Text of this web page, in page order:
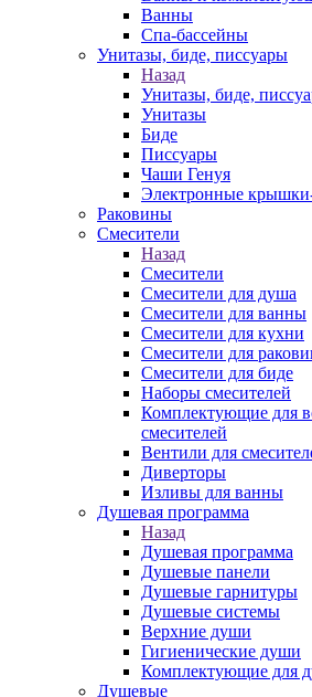
Ванны
Спа-бассейны
Унитазы, биде, писсуары
Назад
Унитазы, биде,
Унитазы
Биде
Писсуары
Чаши Генуя
Электронные
Раковины
Смесители
Назад
Смесители
Смесители для душа
Смесители для ванны
Смесители для кухни
Смесители для
Смесители для биде
Наборы смесителей
Комплектующие для
смесителей
Вентили для
Диверторы
Изливы для ванны
Душевая программа
Назад
Душевая программа
Душевые панели
Душевые гарнитуры
Душевые системы
Верхние души
Гигиенические души
Комплектующие для
Душевые